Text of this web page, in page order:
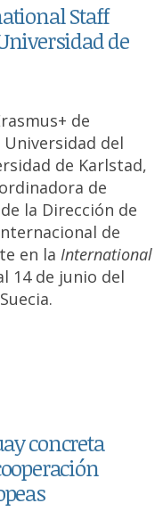
Staff
de
de
del
de Karlstad,
de
la Dirección de
de
en la International
14 de junio del
concreta